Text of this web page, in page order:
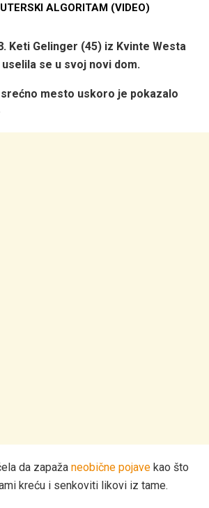
ALGORITAM (VIDEO)
Keti Gelinger (45) iz Kvinte Westa
se u svoj novi dom.
mesto uskoro je pokazalo
da zapaža neobične pojave kao što
kreću i senkoviti likovi iz tame.